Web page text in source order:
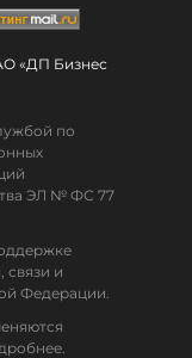
«ДП Бизнес
по
ЭЛ № ФС 77
связи и
Федерации.